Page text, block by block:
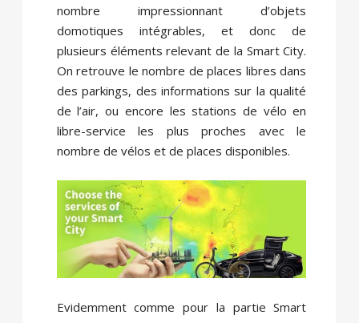
nombre impressionnant d’objets
domotiques intégrables, et donc de
plusieurs éléments relevant de la Smart City.
On retrouve le nombre de places libres dans
des parkings, des informations sur la qualité
de l’air, ou encore les stations de vélo en
libre-service les plus proches avec le
nombre de vélos et de places disponibles.
Evidemment comme pour la partie Smart